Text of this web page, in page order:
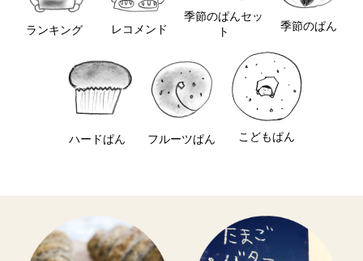
ランキング レコメンド
季節のぱんセッ
ト
季節のぱん
ハードぱん フルーツぱん こどもぱん